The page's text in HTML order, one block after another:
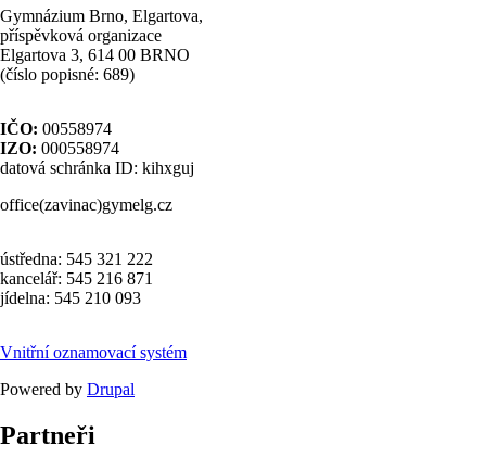
Gymnázium Brno, Elgartova,
příspěvková organizace
Elgartova 3, 614 00 BRNO
(číslo popisné: 689)
IČO: 00558974
IZO: 000558974
datová schránka ID: kihxguj
office(zavinac)gymelg.cz
ústředna: 545 321 222
kancelář: 545 216 871
jídelna: 545 210 093
Vnitřní oznamovací systém
Powered by Drupal
Partneři